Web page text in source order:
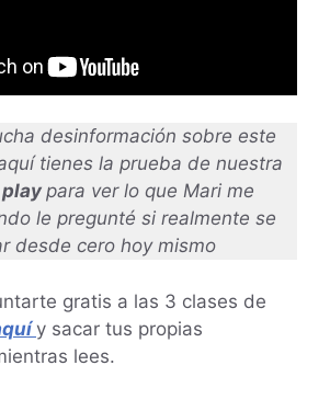
desinformación sobre este
tienes la prueba de nuestra
playpara ver lo que Mari me
le pregunté si realmente se
desde cero hoy mismo
gratis a las 3 clases de
y sacar tus propias
lees.